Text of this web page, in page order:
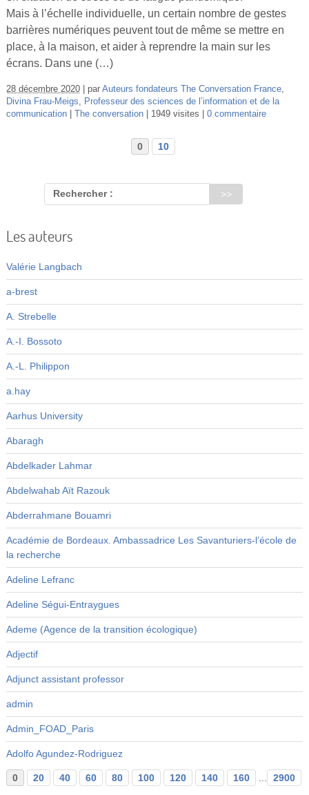
Mais à l’échelle individuelle, un certain nombre de gestes
barrières numériques peuvent tout de même se mettre en
place, à la maison, et aider à reprendre la main sur les
écrans. Dans une (…)
28 décembre 2020 par Auteurs fondateurs The Conversation France,
Divina Frau-Meigs, Professeur des sciences de l’information et de la
communication
The conversation 1949 visites 0 commentaire
0 10
Rechercher :
Les auteurs
Valérie Langbach
a-brest
A. Strebelle
A.-I. Bossoto
A.-L. Philippon
a.hay
Aarhus University
Abaragh
Abdelkader Lahmar
Abdelwahab Aït Razouk
Abderrahmane Bouamri
Académie de Bordeaux. Ambassadrice Les Savanturiers-l’école de
la recherche
Adeline Lefranc
Adeline Ségui-Entraygues
Ademe (Agence de la transition écologique)
Adjectif
Adjunct assistant professor
admin
Admin_FOAD_Paris
Adolfo Agundez-Rodriguez
0 20 40 60 80 100 120 140 160 2900